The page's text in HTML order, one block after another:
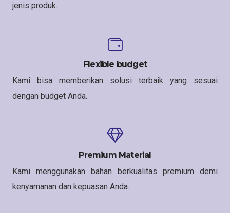
jenis produk.
Flexible budget
Kami bisa memberikan solusi terbaik yang sesuai
dengan budget Anda.
Premium Material
Kami menggunakan bahan berkualitas premium demi
kenyamanan dan kepuasan Anda.